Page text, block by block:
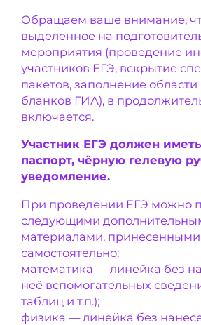
Обращаем ваше внимание,
выделенное на
мероприятия (проведение
участников ЕГЭ, вскрытие
пакетов, заполнение
бланков ГИА), в
включается.
Участник ЕГЭ должен
паспорт, чёрную гелевую
уведомление.
При проведении ЕГЭ можно
следующими
материалами, принесенными
самостоятельно:
математика — линейка без
неё вспомогательных
таблиц и т.п.);
физика — линейка без